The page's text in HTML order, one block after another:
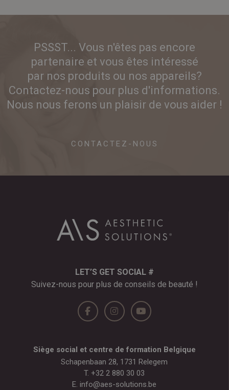
PSSST... Vous n'êtes pas encore
partenaire et vous êtes intéressé
par nos produits ou nos appareils?
Contactez-nous pour plus d'informations.
Nous nous ferons un plaisir de vous aider !
CONTACTEZ-NOUS
LET’S GET SOCIAL #
Suivez-nous pour plus de conseils de beauté !
Siège social et centre de formation Belgique
Schapenbaan 28, 1731 Relegem
T. +32 2 880 30 03
E. info@aes-solutions.be